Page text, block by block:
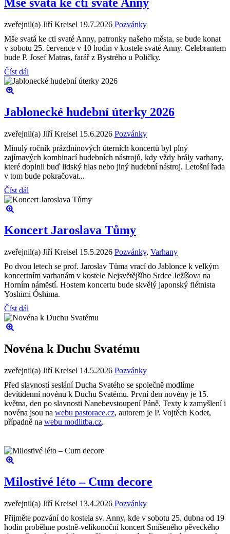
zveřejnil(a) Jiří Kreisel 19.7.2026 Pozvánky
Mše svatá ke cti svaté Anny, patronky našeho města, se bude konat
v sobotu 25. července v 10 hodin v kostele svaté Anny. Celebrantem
bude P. Josef Matras, farář z Bystrého u Poličky.
Číst dál
Jablonecké hudební úterky 2026
zveřejnil(a) Jiří Kreisel 15.6.2026 Pozvánky
Minulý ročník prázdninových úterních koncertů byl plný
zajímavých kombinací hudebních nástrojů, kdy vždy hrály varhany,
které doplnil buď lidský hlas nebo jiný hudební nástroj. Letošní řada
v tom bude pokračovat...
Číst dál
Koncert Jaroslava Tůmy
zveřejnil(a) Jiří Kreisel 15.5.2026 Pozvánky, Varhany
Po dvou letech se prof. Jaroslav Tůma vrací do Jablonce k velkým
koncertním varhanám v kostele Nejsvětějšího Srdce Ježíšova na
Horním náměstí. Hostem koncertu bude skvělý japonský flétnista
Yoshimi Óshima.
Číst dál
Novéna k Duchu Svatému
zveřejnil(a) Jiří Kreisel 14.5.2026 Pozvánky
Před slavností seslání Ducha Svatého se společně modlíme
devítidenní novénu k Duchu Svatému. První den novény je 15.
května, den po slavnosti Nanebevstoupení Páně. Texty k zamyšlení i
novéna jsou na webu pastorace.cz, autorem je P. Vojtěch Kodet,
případně na webu modlitba.cz.
Milostivé léto – Cum decore
zveřejnil(a) Jiří Kreisel 13.4.2026 Pozvánky
Přijměte pozvání do kostela sv. Anny, kde v sobotu 25. dubna od 19
hodin proběhne postně-velikonoční koncert Smíšeného pěveckého